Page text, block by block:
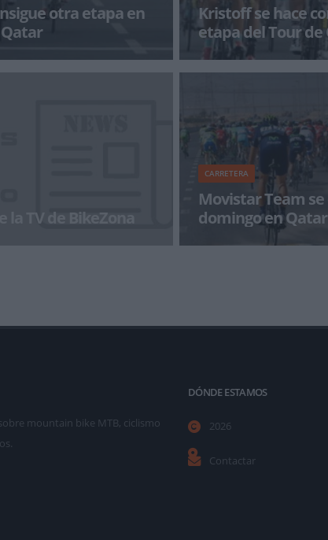
otra etapa en
del Tour de Qatar ha
Kristoff se hace
etapa del Tour de
El segundo día del Tour de
escenario de una de las
la TV de BikeZona
CARRETERA
Movistar Team
domingo en Qatar
La escuadra telefónica
mountain bike MTB, ciclismo
DÓNDE ESTAMOS
2026
Contactar